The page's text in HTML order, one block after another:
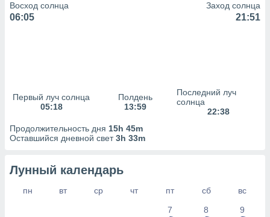
наших 1199
Восход солнца
06:05
Заход солнца
21:51
Первый луч солнца
05:18
Полдень
13:59
Последний луч
солнца
22:38
Продолжительность дня 15h 45m
Оставшийся дневной свет3h 33m
Лунный календарь
пн вт ср чт пт сб
вс
7
8 9